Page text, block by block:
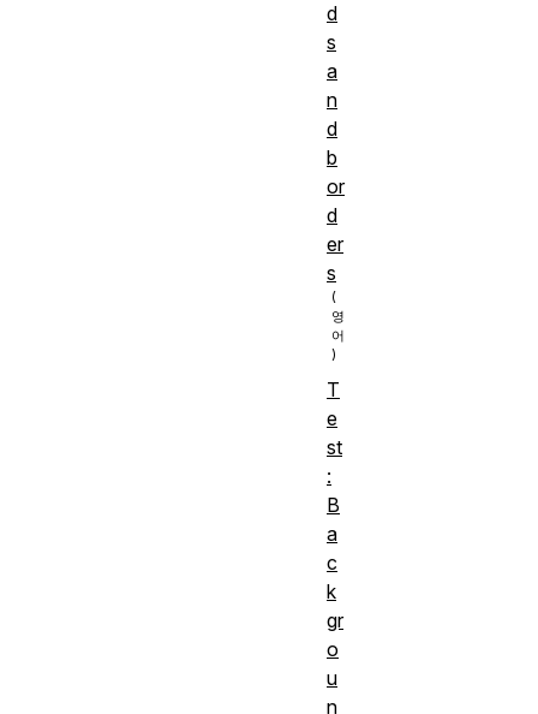
전
제
조
건:
d
s
a
n
d
b
or
d
er
s
T
e
st
:
B
a
c
k
gr
o
u
n